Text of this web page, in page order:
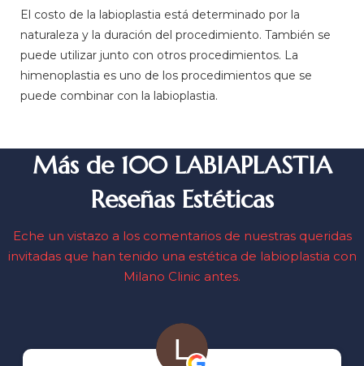
El costo de la labioplastia está determinado por la
naturaleza y la duración del procedimiento. También se
puede utilizar junto con otros procedimientos. La
himenoplastia es uno de los procedimientos que se
puede combinar con la labioplastia.
Más de 100 LABIAPLASTIA
Reseñas Estéticas
Eche un vistazo a los comentarios de nuestras queridas
invitadas que han tenido una estética de labioplastia con
Milano Clinic antes.